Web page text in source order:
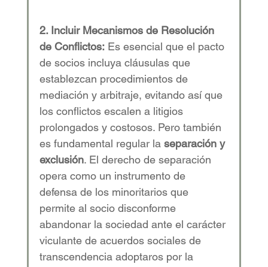
2. Incluir Mecanismos de Resolución
de Conflictos: Es esencial que el pacto
de socios incluya cláusulas que
establezcan procedimientos de
mediación y arbitraje, evitando así que
los conflictos escalen a litigios
prolongados y costosos. Pero también
es fundamental regular la separación y
exclusión. El derecho de separación
opera como un instrumento de
defensa de los minoritarios que
permite al socio disconforme
abandonar la sociedad ante el carácter
viculante de acuerdos sociales de
transcendencia adoptaros por la